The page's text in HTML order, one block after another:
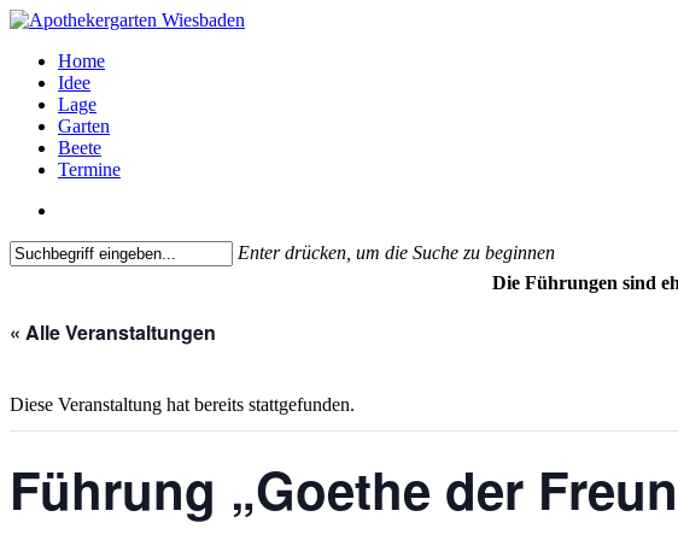
Home
Idee
Lage
Garten
Beete
Termine
Enter drücken, um die Suche zu beginnen
Die Führungen sind
« Alle Veranstaltungen
Diese Veranstaltung hat bereits stattgefunden.
Führung „Goethe der